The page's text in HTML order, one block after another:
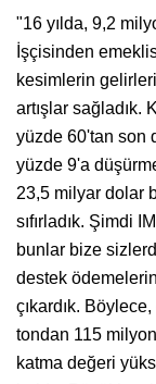
"16 yılda, 9,2
İşçisinden
kesimlerin
artışlar sağladık.
yüzde 60'tan son
yüzde 9'a
23,5 milyar dolar
sıfırladık. Şimdi
bunlar bize
destek
çıkardık.
tondan 115
katma değeri